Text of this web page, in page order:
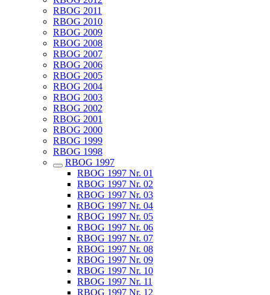
RBOG 2011
RBOG 2010
RBOG 2009
RBOG 2008
RBOG 2007
RBOG 2006
RBOG 2005
RBOG 2004
RBOG 2003
RBOG 2002
RBOG 2001
RBOG 2000
RBOG 1999
RBOG 1998
RBOG 1997
RBOG 1997 Nr. 01
RBOG 1997 Nr. 02
RBOG 1997 Nr. 03
RBOG 1997 Nr. 04
RBOG 1997 Nr. 05
RBOG 1997 Nr. 06
RBOG 1997 Nr. 07
RBOG 1997 Nr. 08
RBOG 1997 Nr. 09
RBOG 1997 Nr. 10
RBOG 1997 Nr. 11
RBOG 1997 Nr. 12